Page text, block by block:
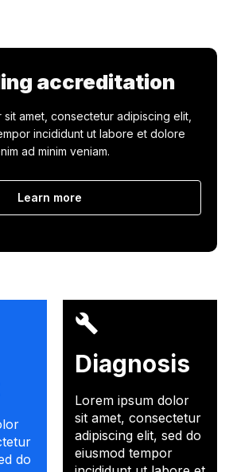
accreditation
amet, consectetur adipiscing elit,
incididunt ut labore et dolore
ad minim veniam.
Learn more
do
Diagnosis
Lorem ipsum dolor
sit amet, consectetur
adipiscing elit, sed do
eiusmod tempor